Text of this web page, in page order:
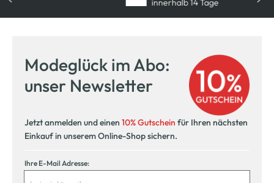
Modeglück im Abo:
unser Newsletter
Jetzt anmelden und einen 10% Gutschein für Ihren nächsten
Einkauf in unserem Online-Shop sichern.
Ihre E-Mail Adresse: